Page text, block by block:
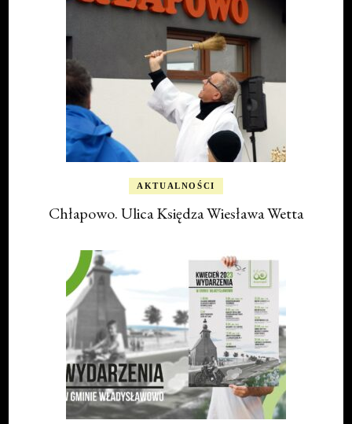
AKTUALNOŚCI
Chłapowo. Ulica Księdza Wiesława Wetta